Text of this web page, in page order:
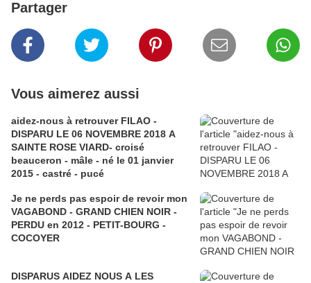
Partager
Vous aimerez aussi
aidez-nous à retrouver FILAO -
DISPARU LE 06 NOVEMBRE 2018 A
SAINTE ROSE VIARD- croisé
beauceron - mâle - né le 01 janvier
2015 - castré - pucé
Je ne perds pas espoir de revoir mon
VAGABOND - GRAND CHIEN NOIR -
PERDU en 2012 - PETIT-BOURG -
COCOYER
DISPARUS AIDEZ NOUS A LES